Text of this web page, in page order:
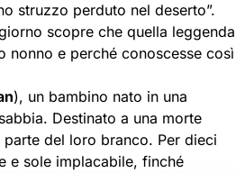
struzzo perduto nel deserto”.
scopre che quella leggenda
nonno e perché conoscesse così
), un bambino nato in una
Destinato a una morte
del loro branco. Per dieci
e sole implacabile, finché